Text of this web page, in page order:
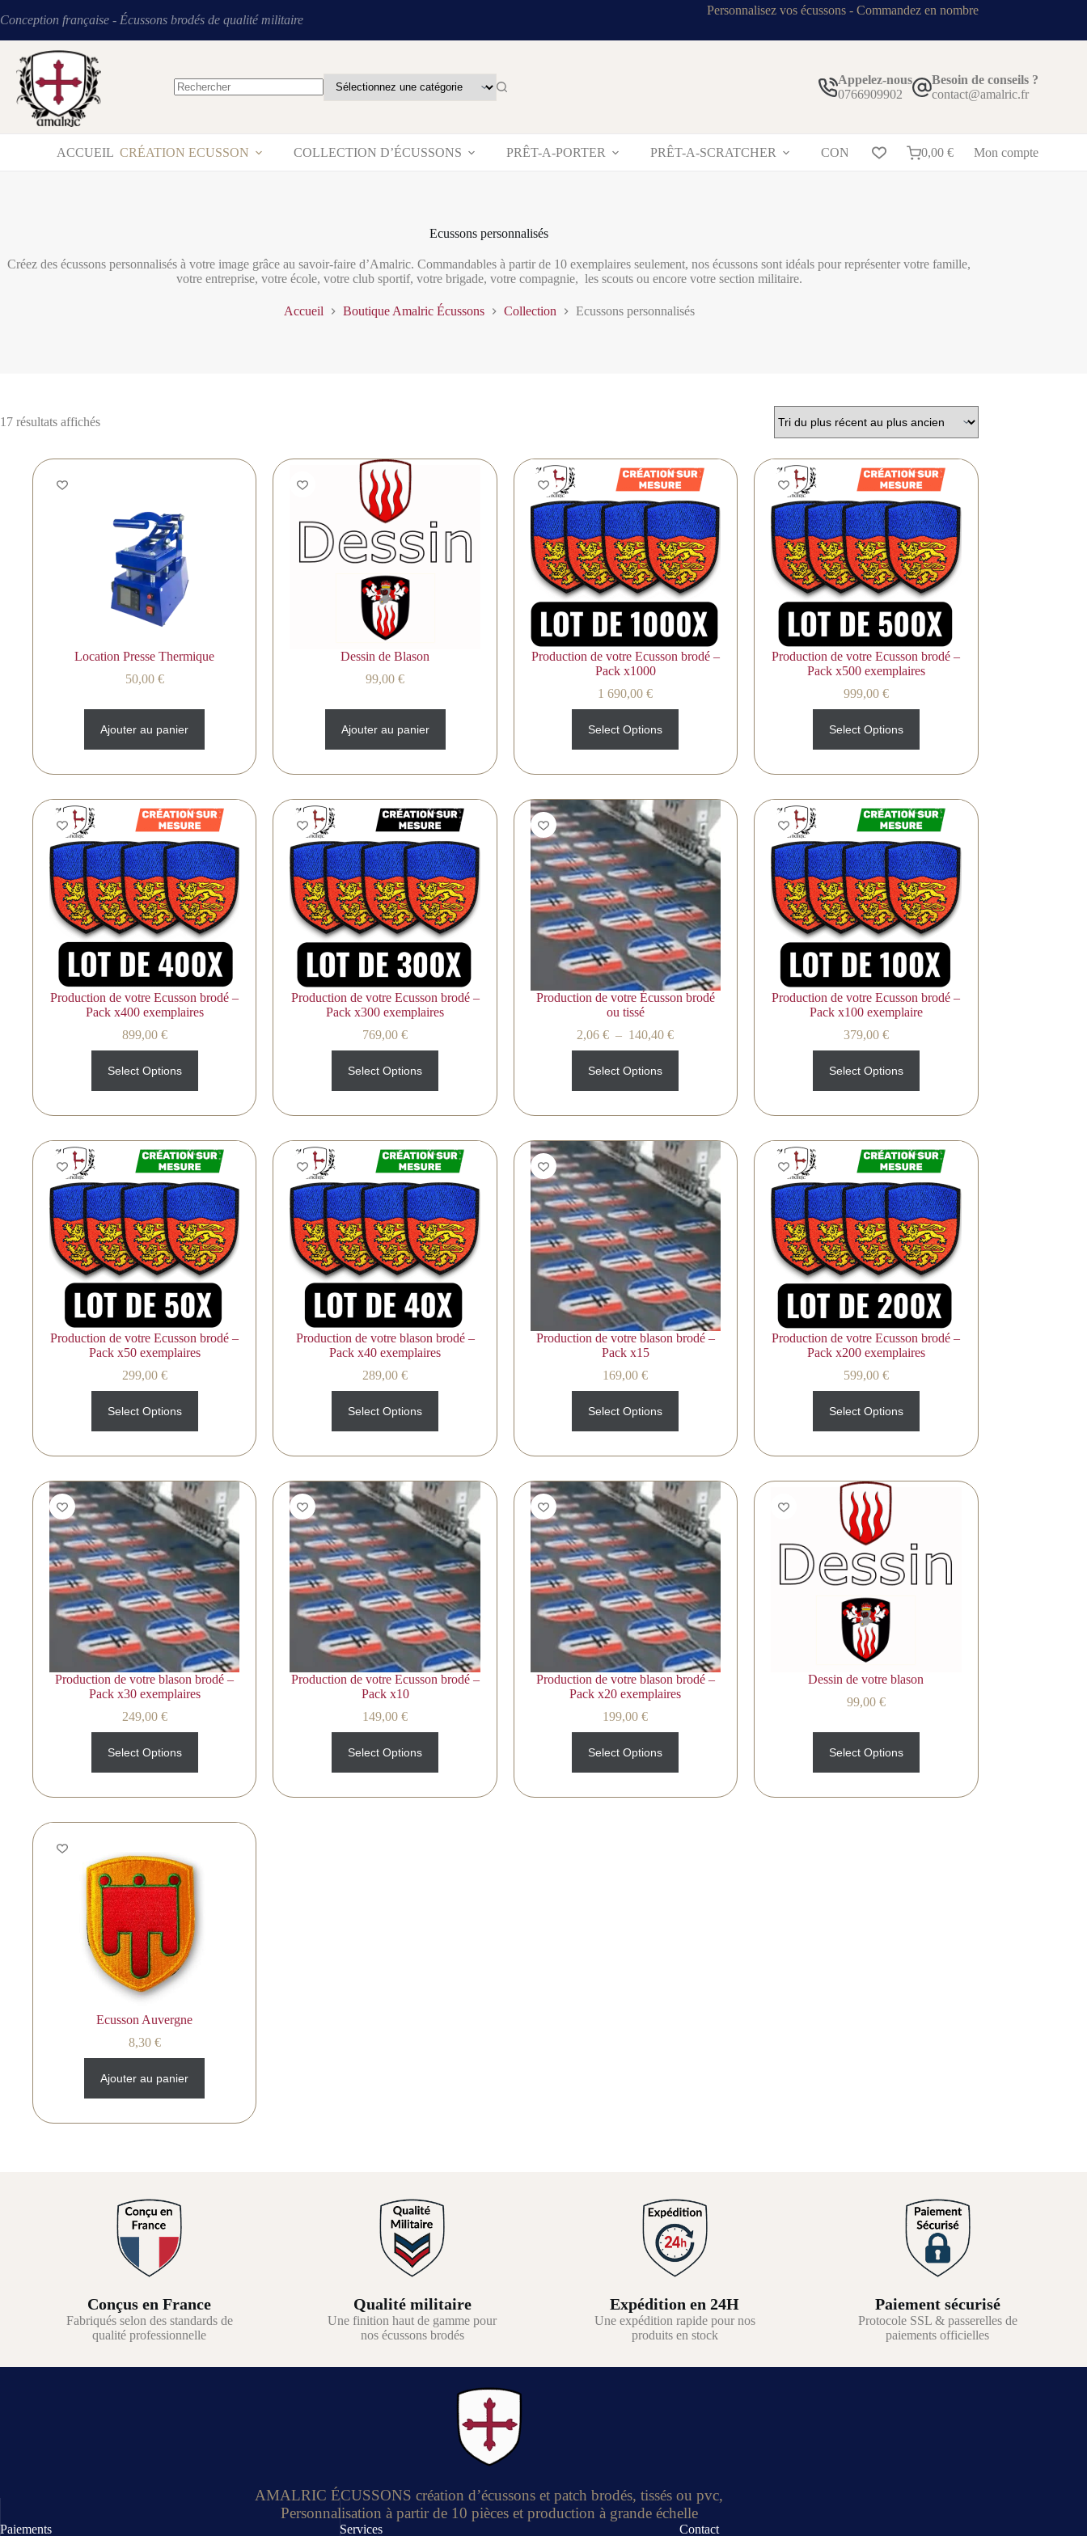
Conception française - Écussons brodés de qualité militaire
Personnalisez vos écussons - Commandez en nombre
Appelez-nous
0766909902
Besoin de conseils ?
contact@amalric.fr
ACCUEIL CRÉATION ECUSSON COLLECTION D’ÉCUSSONS PRÊT-A-PORTER PRÊT-A-SCRATCHER CONTACT BLOG
0,00 € Mon compte
Ecussons personnalisés
Créez des écussons personnalisés à votre image grâce au savoir-faire d’Amalric. Commandables à partir de 10 exemplaires seulement, nos écussons sont idéals pour représenter votre famille,
votre entreprise, votre école, votre club sportif, votre brigade, votre compagnie, les scouts ou encore votre section militaire.
Accueil Boutique Amalric Écussons Collection Ecussons personnalisés
17 résultats affichés
Location Presse Thermique
50,00 €
Ajouter au panier
Dessin de Blason
99,00€
Ajouter au panier
Production de votre Ecusson brodé –
Pack x1000
1 690,00€
Select Options
Production de votre Ecusson brodé –
Pack x500 exemplaires
999,00 €
Select Options
Production de votre Ecusson brodé –
Pack x400 exemplaires
899,00 €
Select Options
Production de votre Ecusson brodé –
Pack x300 exemplaires
769,00€
Select Options
Production de votre Écusson brodé
ou tissé
2,06€ – 140,40€
Select Options
Production de votre Ecusson brodé –
Pack x100 exemplaire
379,00 €
Select Options
Production de votre Ecusson brodé –
Pack x50 exemplaires
299,00 €
Select Options
Production de votre blason brodé –
Pack x40 exemplaires
289,00€
Select Options
Production de votre blason brodé –
Pack x15
169,00€
Select Options
Production de votre Ecusson brodé –
Pack x200 exemplaires
599,00 €
Select Options
Production de votre blason brodé –
Pack x30 exemplaires
249,00 €
Select Options
Production de votre Ecusson brodé –
Pack x10
149,00€
Select Options
Production de votre blason brodé –
Pack x20 exemplaires
199,00€
Select Options
Dessin de votre blason
99,00 €
Select Options
Ecusson Auvergne
8,30 €
Ajouter au panier
Conçus en France
Fabriqués selon des standards de
qualité professionnelle
Qualité militaire
Une finition haut de gamme pour
nos écussons brodés
Expédition en 24H
Une expédition rapide pour nos
produits en stock
Paiement sécurisé
Protocole SSL & passerelles de
paiements officielles
AMALRIC ÉCUSSONS création d’écussons et patch brodés, tissés ou pvc,
Personnalisation à partir de 10 pièces et production à grande échelle
Paiements Services Contact